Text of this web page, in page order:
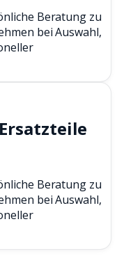
Beratung zu
bei Auswahl,
Beratung zu
bei Auswahl,